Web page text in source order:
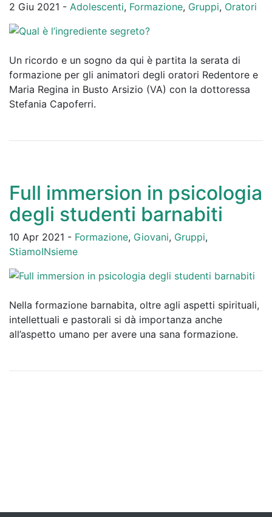
2 Giu 2021 - Adolescenti, Formazione, Gruppi, Oratori
Un ricordo e un sogno da qui è partita la serata di
formazione per gli animatori degli oratori Redentore e
Maria Regina in Busto Arsizio (VA) con la dottoressa
Stefania Capoferri.
Full immersion in psicologia
degli studenti barnabiti
10 Apr 2021 - Formazione, Giovani, Gruppi,
StiamoINsieme
Nella formazione barnabita, oltre agli aspetti spirituali,
intellettuali e pastorali si dà importanza anche
all’aspetto umano per avere una sana formazione.